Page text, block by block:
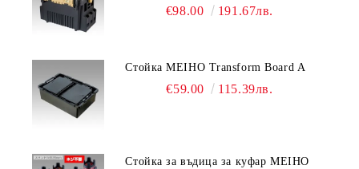
€98.00 191.67лв.
Стойка MEIHO Transform Board A
€59.00 115.39лв.
Стойка за въдица за куфар MEIHO